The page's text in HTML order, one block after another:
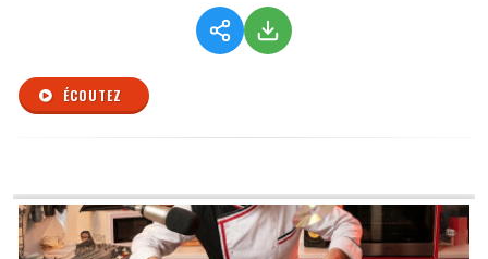
ÉCOUTEZ